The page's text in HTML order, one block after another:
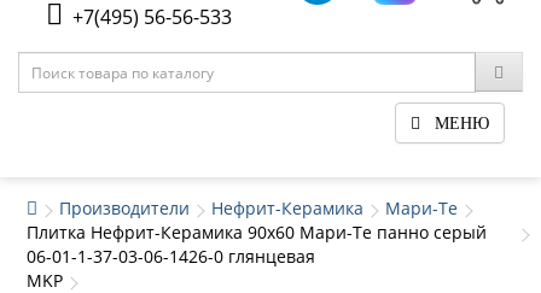
+7(495) 56-56-533
МЕНЮ
Производители Нефрит-Керамика
Мари-Те
Плитка Нефрит-Керамика 90x60 Мари-Те панно серый
06-01-1-37-03-06-1426-0 глянцевая
MKP